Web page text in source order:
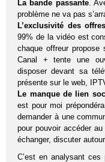
La bande passante.
problème ne va pas
L’exclusivité des offres
99% de la vidéo est
chaque offreur
Canal + tente une
disposer devant sa
présente sur le web,
Le manque de lien
est pour moi
demander à une
pour pouvoir accéder
échanger, discuter autour.
C’est en analysant ces